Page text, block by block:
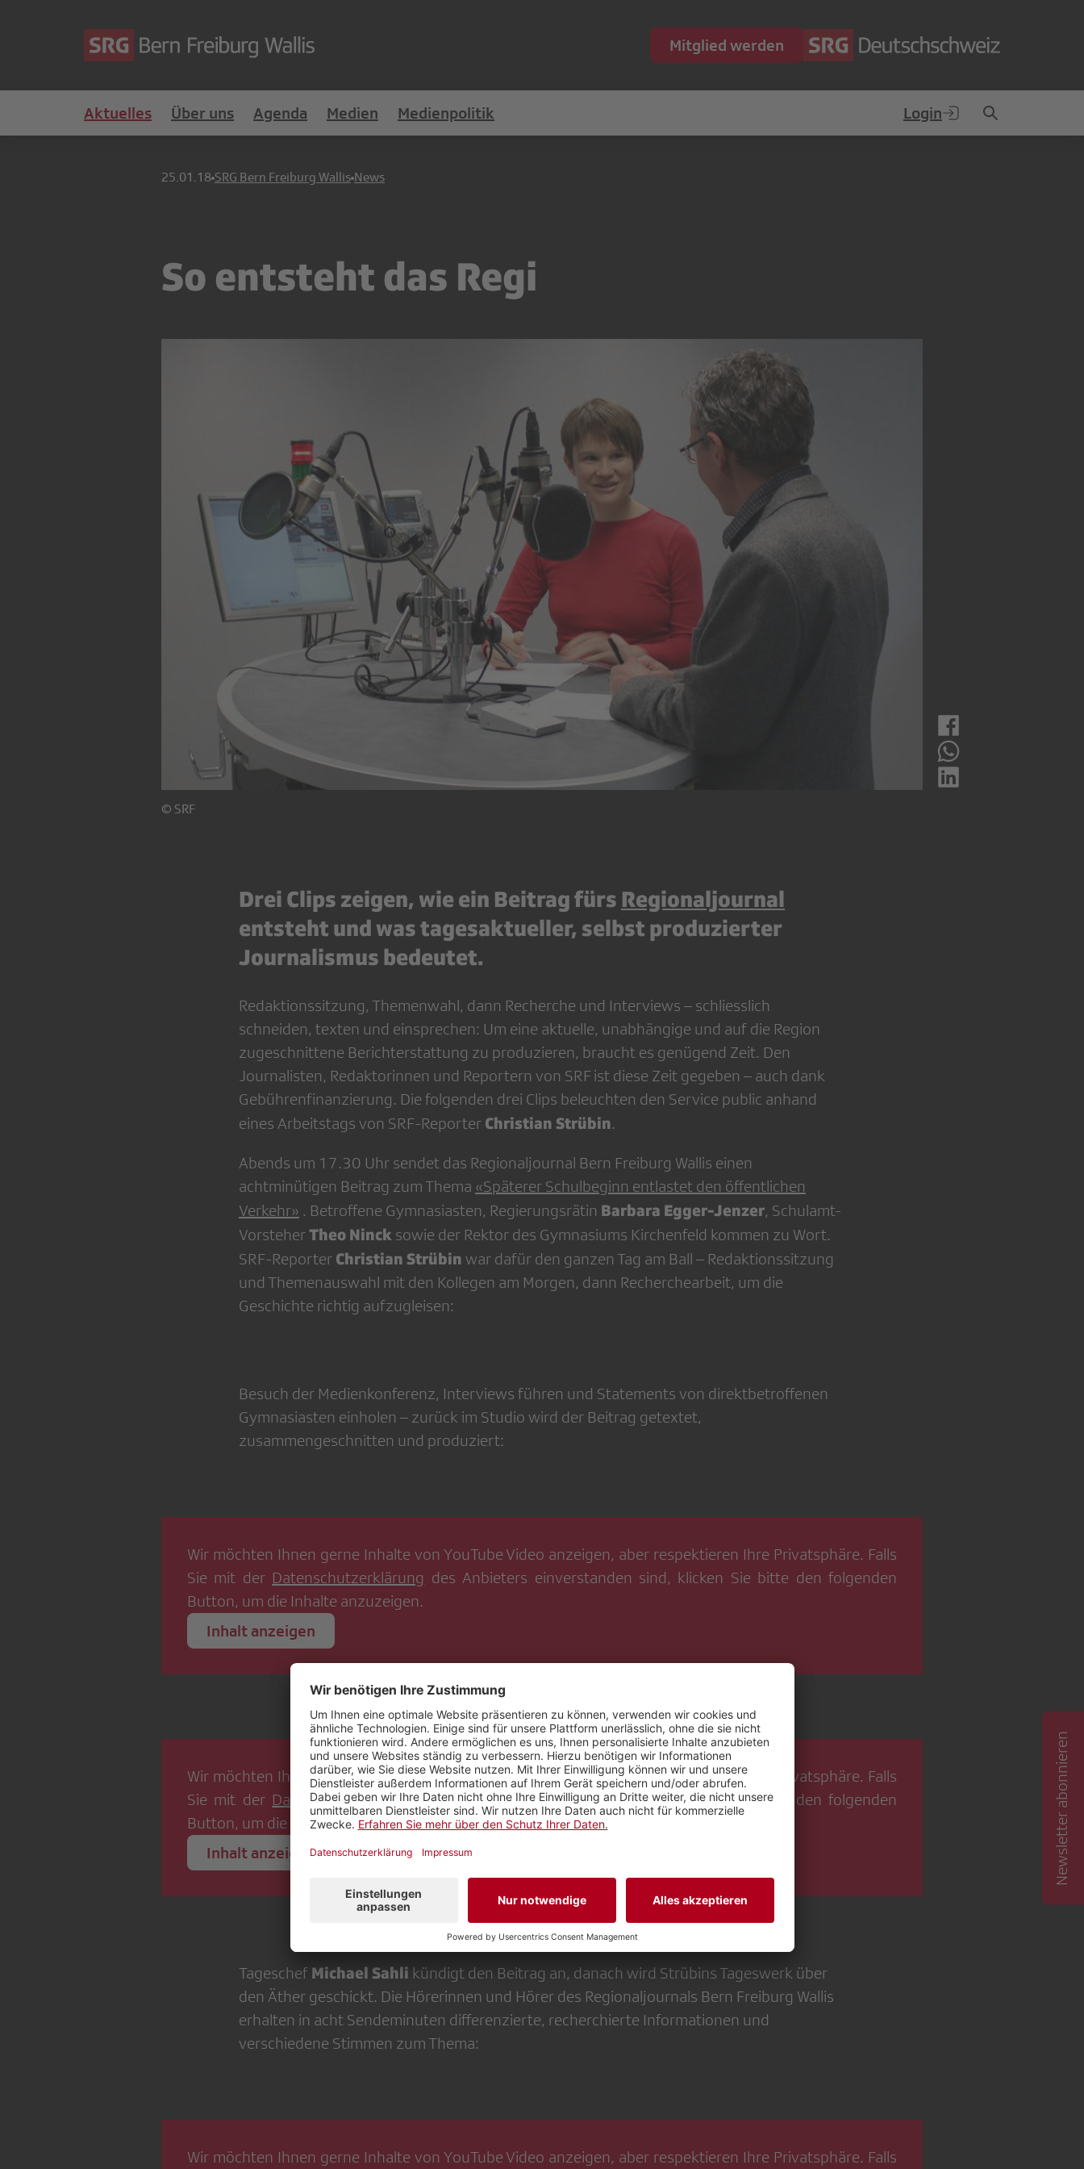
Mitglied werden
Aktuelles Über uns Agenda Medien Medienpolitik Login
25.01.18 SRG Bern Freiburg Wallis News
So entsteht das Regi
© SRF
Drei Clips zeigen, wie ein Beitrag fürs Regionaljournal
entsteht und was tagesaktueller, selbst produzierter
Journalismus bedeutet.
Redaktionssitzung, Themenwahl, dann Recherche und Interviews – schliesslich
schneiden, texten und einsprechen: Um eine aktuelle, unabhängige und auf die Region
zugeschnittene Berichterstattung zu produzieren, braucht es genügend Zeit. Den
Journalisten, Redaktorinnen und Reportern von SRF ist diese Zeit gegeben – auch dank
Gebührenfinanzierung. Die folgenden drei Clips beleuchten den Service public anhand
eines Arbeitstags von SRF-Reporter Christian Strübin.
Abends um 17.30 Uhr sendet das Regionaljournal Bern Freiburg Wallis einen
achtminütigen Beitrag zum Thema «Späterer Schulbeginn entlastet den öffentlichen
Verkehr» . Betroffene Gymnasiasten, Regierungsrätin Barbara Egger-Jenzer, Schulamt-
VorsteherTheo Ninck sowie der Rektor des Gymnasiums Kirchenfeld kommen zu Wort.
SRF-Reporter Christian Strübin war dafür den ganzen Tag am Ball – Redaktionssitzung
und Themenauswahl mit den Kollegen am Morgen, dann Recherchearbeit, um die
Geschichte richtig aufzugleisen:
Besuch der Medienkonferenz, Interviews führen und Statements von direktbetroffenen
Gymnasiasten einholen – zurück im Studio wird der Beitrag getextet,
zusammengeschnitten und produziert:
Wir möchten Ihnen gerne Inhalte von YouTube Video anzeigen, aber respektieren Ihre Privatsphäre. Falls
Sie mit der Datenschutzerklärung des Anbieters einverstanden sind, klicken Sie bitte den folgenden
Button, um die Inhalte anzuzeigen.
Inhalt anzeigen
Wir möchten Ihnen gerne Inhalte vonYouTube Videoanzeigen, aber respektieren Ihre Privatsphäre. Falls
Sie mit der Datenschutzerklärungdes Anbieters einverstanden sind, klicken Sie bitte den folgenden
Button, um die Inhalte anzuzeigen.
Inhalt anzeigen
Tageschef Michael Sahli kündigt den Beitrag an, danach wird Strübins Tageswerk über
den Äther geschickt. Die Hörerinnen und Hörer des Regionaljournals Bern Freiburg Wallis
erhalten in acht Sendeminuten differenzierte, recherchierte Informationen und
verschiedene Stimmen zum Thema:
Wir möchten Ihnen gerne Inhalte von YouTube Video anzeigen, aber respektieren Ihre Privatsphäre. Falls
Newsletter abonnieren